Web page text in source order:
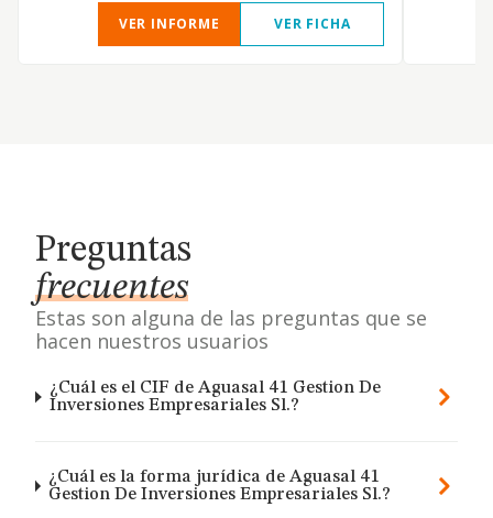
VER INFORME VER FICHA
Preguntas
frecuentes
Estas son alguna de las preguntas que se
hacen nuestros usuarios
¿Cuál es el CIF de Aguasal 41 Gestion De
Inversiones Empresariales Sl.?
¿Cuál es la forma jurídica de Aguasal 41
Gestion De Inversiones Empresariales Sl.?